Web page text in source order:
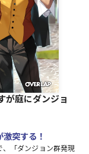
庭にダンジョ
突する！
「ダンジョン群発現